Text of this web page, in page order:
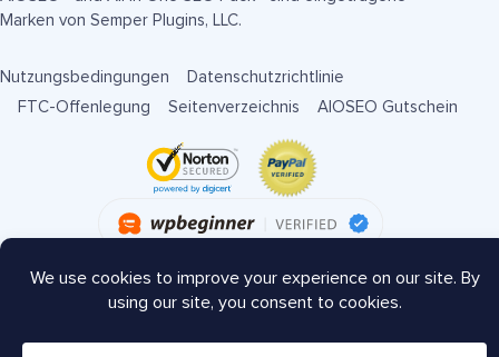
Marken von Semper Plugins, LLC.
Nutzungsbedingungen
Datenschutzrichtlinie
FTC-Offenlegung
Seitenverzeichnis AIOSEO Gutschein